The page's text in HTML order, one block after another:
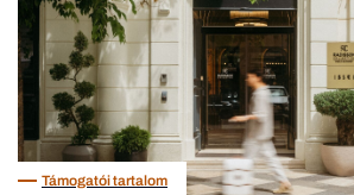
Támogatói tartalom